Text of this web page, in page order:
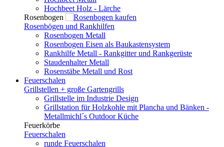
Hochbeet Holz - Lärche
Rosenbogen
Rosenbögen und Rankhilfen
Rosenbogen Metall
Rosenbogen Eisen als Baukastensystem
Rankhilfe Metall - Rankgitter und Rankgerüste
Staudenhalter Metall
Rosenstäbe Metall und Rost
Feuerschalen
Grillstellen + große Gartengrills
Grillstelle im Industrie Design
Grillstation für Holzkohle mit Plancha und Bänken -
Metallmichl´s Outdoor Küche
Feuerkörbe
Feuerschalen
runde Feuerschalen